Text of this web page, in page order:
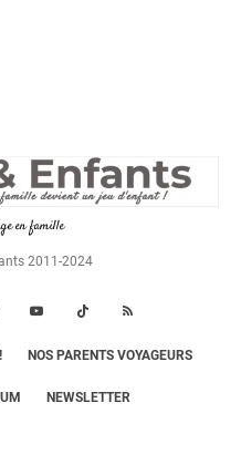
en famille
2011-2024
NOS PARENTS VOYAGEURS
NEWSLETTER